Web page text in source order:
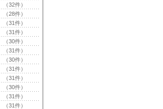
（32件）
（28件）
（31件）
（31件）
（30件）
（31件）
（30件）
（31件）
（31件）
（30件）
（31件）
（31件）